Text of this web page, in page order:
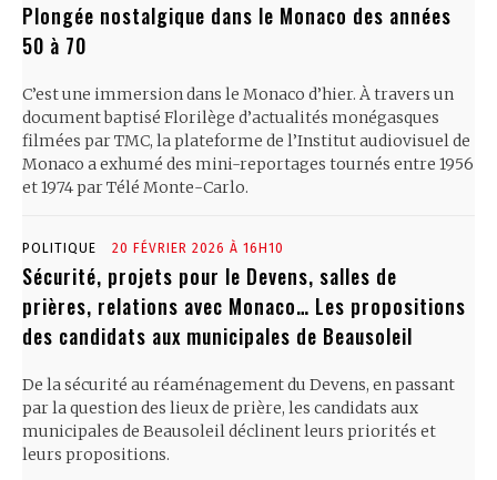
Plongée nostalgique dans le Monaco des années
50 à 70
C’est une immersion dans le Monaco d’hier. À travers un
document baptisé Florilège d’actualités monégasques
filmées par TMC, la plateforme de l’Institut audiovisuel de
Monaco a exhumé des mini-reportages tournés entre 1956
et 1974 par Télé Monte-Carlo.
POLITIQUE 20 FÉVRIER 2026 À 16H10
Sécurité, projets pour le Devens, salles de
prières, relations avec Monaco… Les propositions
des candidats aux municipales de Beausoleil
De la sécurité au réaménagement du Devens, en passant
par la question des lieux de prière, les candidats aux
municipales de Beausoleil déclinent leurs priorités et
leurs propositions.